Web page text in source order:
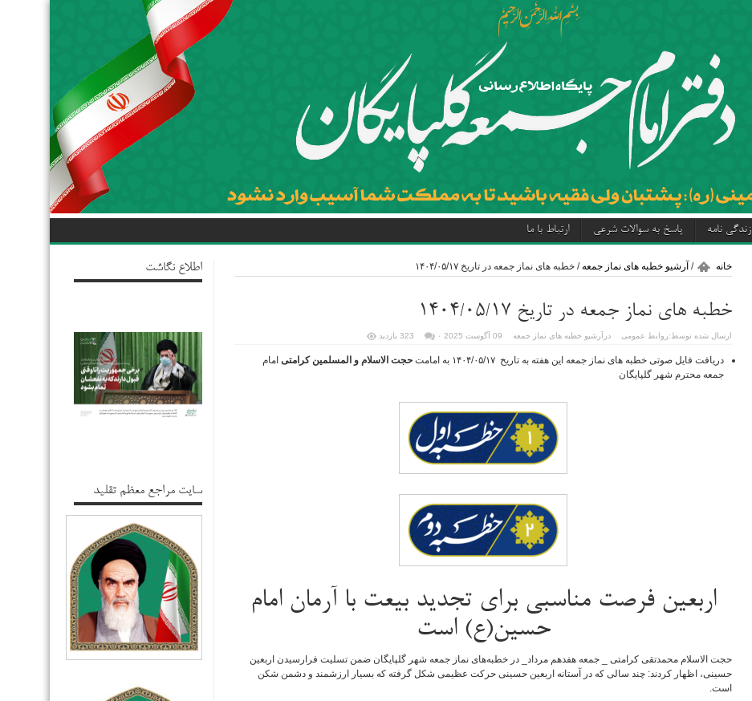
زندگی نامه پاسخ به سوالات شرعی ارتباط با ما
خانه / آرشیو خطبه های نماز جمعه/ خطبه های نماز جمعه در تاریخ ۱۴۰۴/۰۵/۱۷
خطبه های نماز جمعه در تاریخ ۱۴۰۴/۰۵/۱۷
ارسال شده توسط:روابط عمومی در آرشیو خطبه های نماز جمعه ۰ 323 بازدید
دریافت فایل صوتی خطبه های نماز جمعه این هفته به تاریخ ۱۴۰۴/۰۵/۱۷ به امامت حجت الاسلام و المسلمین کرامتی امام
جمعه محترم شهر گلپایگان
اربعین فرصت مناسبی برای تجدید بیعت با آرمان امام
حسین(ع) است
حجت الاسلام محمدتقی کرامتی _ جمعه هفدهم مرداد_ در خطبه‌های نماز جمعه شهر گلپایگان ضمن تسلیت فرارسیدن اربعین
حسینی، اظهار کردند: چند سالی که در آستانه اربعین حسینی حرکت عظیمی شکل گرفته که بسیار ارزشمند و دشمن شکن
است.
اطلاع نگاشت
سایت مراجع معظم تقلید